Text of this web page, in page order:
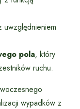
uwzględnieniem
pola, który
ruchu.
wypadków z